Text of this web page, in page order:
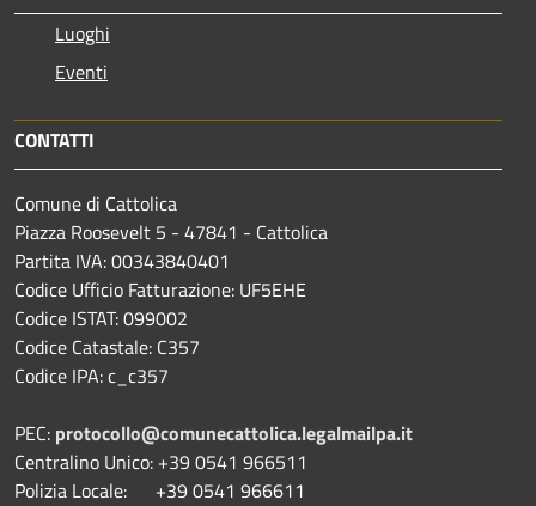
Luoghi
Eventi
CONTATTI
Comune di Cattolica
Piazza Roosevelt 5 - 47841 - Cattolica
Partita IVA: 00343840401
Codice Ufficio Fatturazione: UF5EHE
Codice ISTAT: 099002
Codice Catastale: C357
Codice IPA: c_c357
PEC: protocollo@comunecattolica.legalmailpa.it
Centralino Unico: +39 0541 966511
Polizia Locale: +39 0541 966611